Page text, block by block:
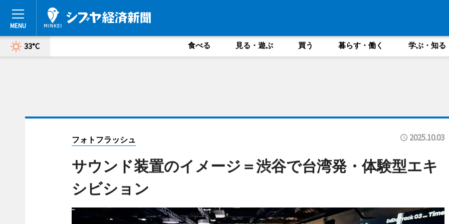
33°C 食べる 見る・遊ぶ 買う 暮らす・働く 学ぶ・知る
フォトフラッシュ 2025.10.03
サウンド装置のイメージ＝渋谷で台湾発・体験型エキ
シビション